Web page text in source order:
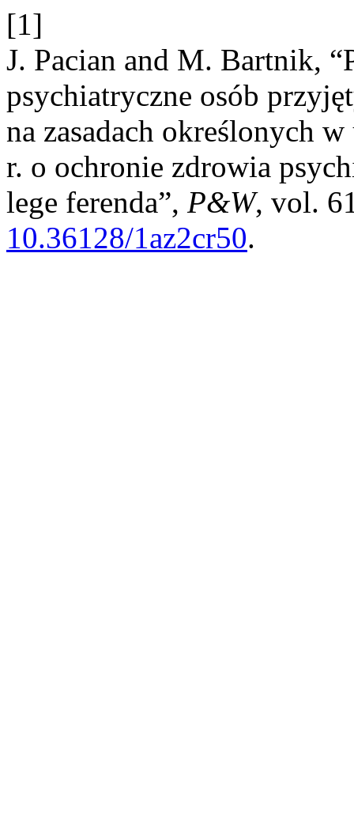
[1]
J. Pacian and M. Bartnik,
psychiatryczne osób
na zasadach określonych
r. o ochronie zdrowia
lege ferenda”, P&W, vol.
10.36128/1az2cr50.